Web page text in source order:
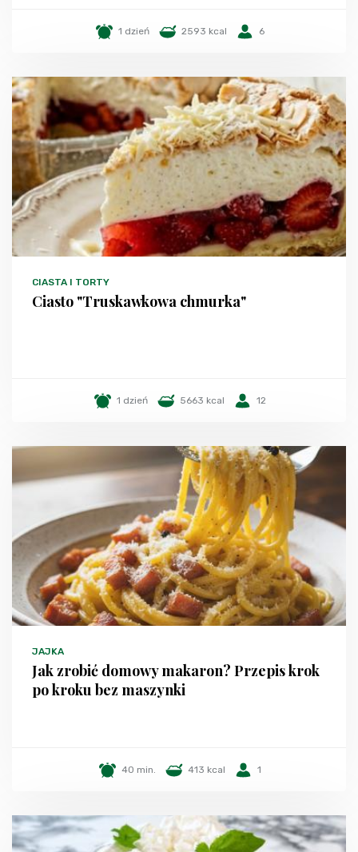
1 dzień 2593 kcal 6
CIASTA I TORTY
Ciasto "Truskawkowa chmurka"
1 dzień 5663 kcal 12
JAJKA
Jak zrobić domowy makaron? Przepis krok
po kroku bez maszynki
40 min. 413 kcal 1